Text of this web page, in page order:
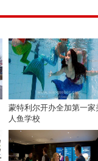
蒙特利尔开办全加第一家
人鱼学校